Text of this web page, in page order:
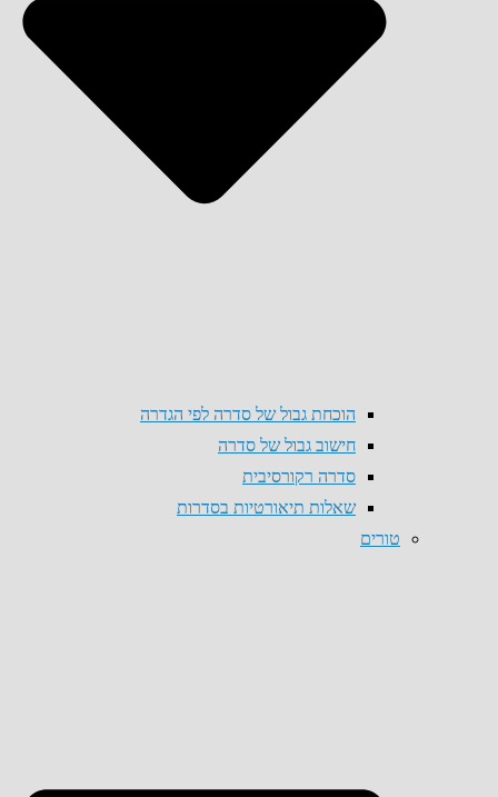
הוכחת גבול של סדרה לפי הגדרה
חישוב גבול של סדרה
סדרה רקורסיבית
שאלות תיאורטיות בסדרות
טורים